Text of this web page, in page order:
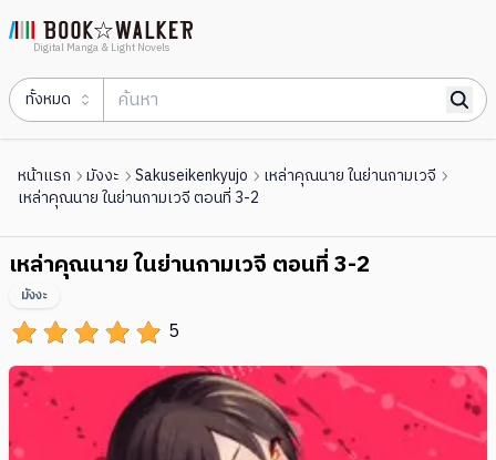
Digital Manga & Light Novels
ทั้งหมด
หน้าแรก มังงะ Sakuseikenkyujo
เหล่าคุณนาย ในย่านกามเวจี
เหล่าคุณนาย ในย่านกามเวจี ตอนที่ 3-2
เหล่าคุณนาย ในย่านกามเวจี ตอนที่ 3-2
5
มังงะ